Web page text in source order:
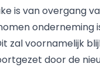
is van overgang
zal voornamelijk
door de